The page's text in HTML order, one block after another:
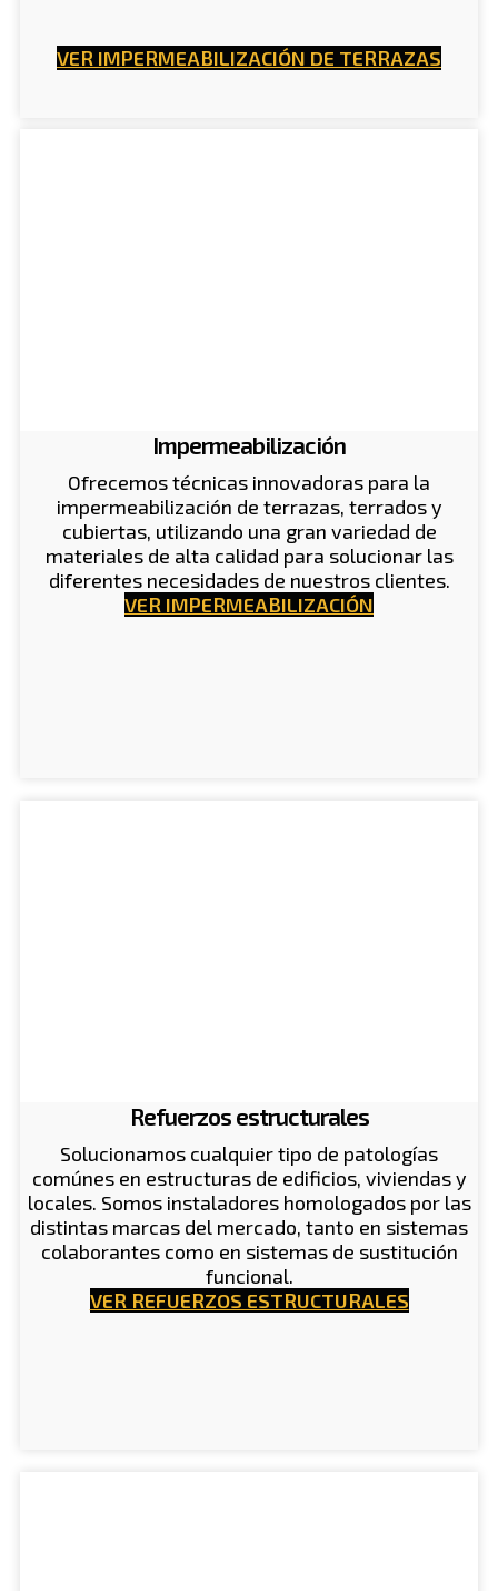
VER IMPERMEABILIZACIÓN DE TERRAZAS
Impermeabilización
Ofrecemos técnicas innovadoras para la
impermeabilización de terrazas, terrados y
cubiertas, utilizando una gran variedad de
materiales de alta calidad para solucionar las
diferentes necesidades de nuestros clientes.
VER IMPERMEABILIZACIÓN
Refuerzos estructurales
Solucionamos cualquier tipo de patologías
comúnes en estructuras de edificios, viviendas y
locales. Somos instaladores homologados por las
distintas marcas del mercado, tanto en sistemas
colaborantes como en sistemas de sustitución
funcional.
VER REFUERZOS ESTRUCTURALES